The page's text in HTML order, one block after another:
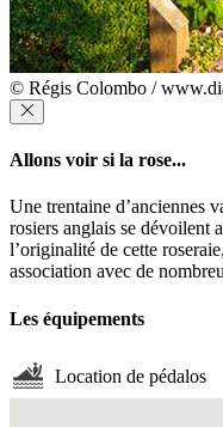
© Régis Colombo /
Allons voir si la rose...
Une trentaine d’anciennes
rosiers anglais se dévoilent
l’originalité de cette
association avec de
Les équipements
Location de pédalos